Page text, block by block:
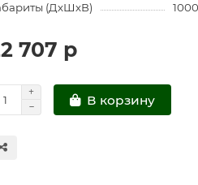
(ДхШхВ)
707 р
В корзину